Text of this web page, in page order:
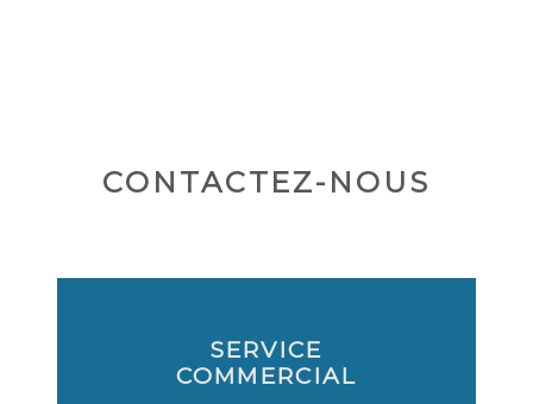
CONTACTEZ-NOUS
SERVICE
COMMERCIAL